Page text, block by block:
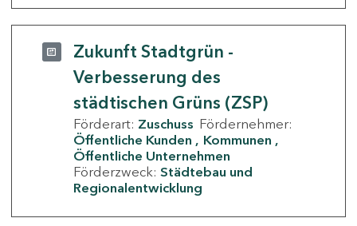
Zukunft Stadtgrün -
Verbesserung des
städtischen Grüns (ZSP)
Förderart: Zuschuss Fördernehmer:
Öffentliche Kunden
Kommunen
Öffentliche Unternehmen
Förderzweck: Städtebau und
Regionalentwicklung